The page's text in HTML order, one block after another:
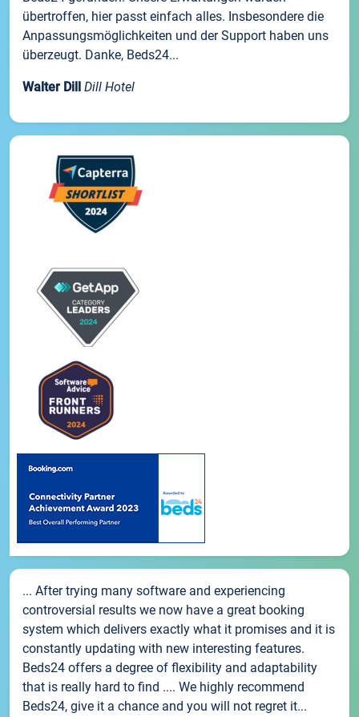
übertroffen, hier passt einfach alles. Insbesondere die
Anpassungsmöglichkeiten und der Support haben uns
überzeugt. Danke, Beds24...
Walter Dill Dill Hotel
... After trying many software and experiencing
controversial results we now have a great booking
system which delivers exactly what it promises and it is
constantly updating with new interesting features.
Beds24 offers a degree of flexibility and adaptability
that is really hard to find .... We highly recommend
Beds24, give it a chance and you will not regret it...